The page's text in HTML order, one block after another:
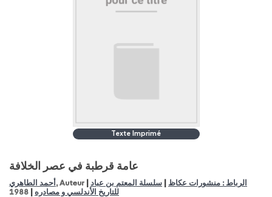
Texte Imprimé
عامة قرطبة في عصر الخلافة
أحمد الطاهري , Auteur الرباط : منشورات عكاظ
سلسلة المعتم بن عباد
للتاريخ الأندلسي و مصادره
1988